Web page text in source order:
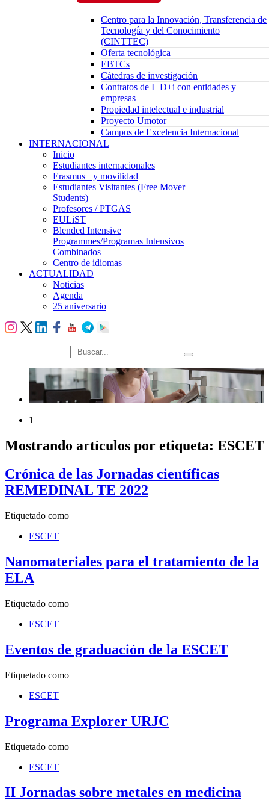
Centro para la Innovación, Transferencia de
Tecnología y del Conocimiento
(CINTTEC)
Oferta tecnológica
EBTCs
Cátedras de investigación
Contratos de I+D+i con entidades y
empresas
Propiedad intelectual e industrial
Proyecto Umotor
Campus de Excelencia Internacional
INTERNACIONAL
Inicio
Estudiantes internacionales
Erasmus+ y movilidad
Estudiantes Visitantes (Free Mover
Students)
Profesores / PTGAS
EULiST
Blended Intensive
Programmes/Programas Intensivos
Combinados
Centro de idiomas
ACTUALIDAD
Noticias
Agenda
25 aniversario
búsqueda
1
Mostrando artículos por etiqueta: ESCET
Crónica de las Jornadas científicas
REMEDINAL TE 2022
Etiquetado como
ESCET
Nanomateriales para el tratamiento de la
ELA
Etiquetado como
ESCET
Eventos de graduación de la ESCET
Etiquetado como
ESCET
Programa Explorer URJC
Etiquetado como
ESCET
II Jornadas sobre metales en medicina